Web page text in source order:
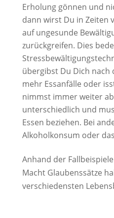
Erholung gönnen und
dann wirst Du in Zeiten
auf ungesunde
zurückgreifen. Dies
übergibst Du Dich nach
mehr Essanfälle oder
nimmst immer weiter
unterschiedlich und
Essen beziehen. Bei
Alkoholkonsum oder
Anhand der
Macht Glaubenssätze
verschiedensten